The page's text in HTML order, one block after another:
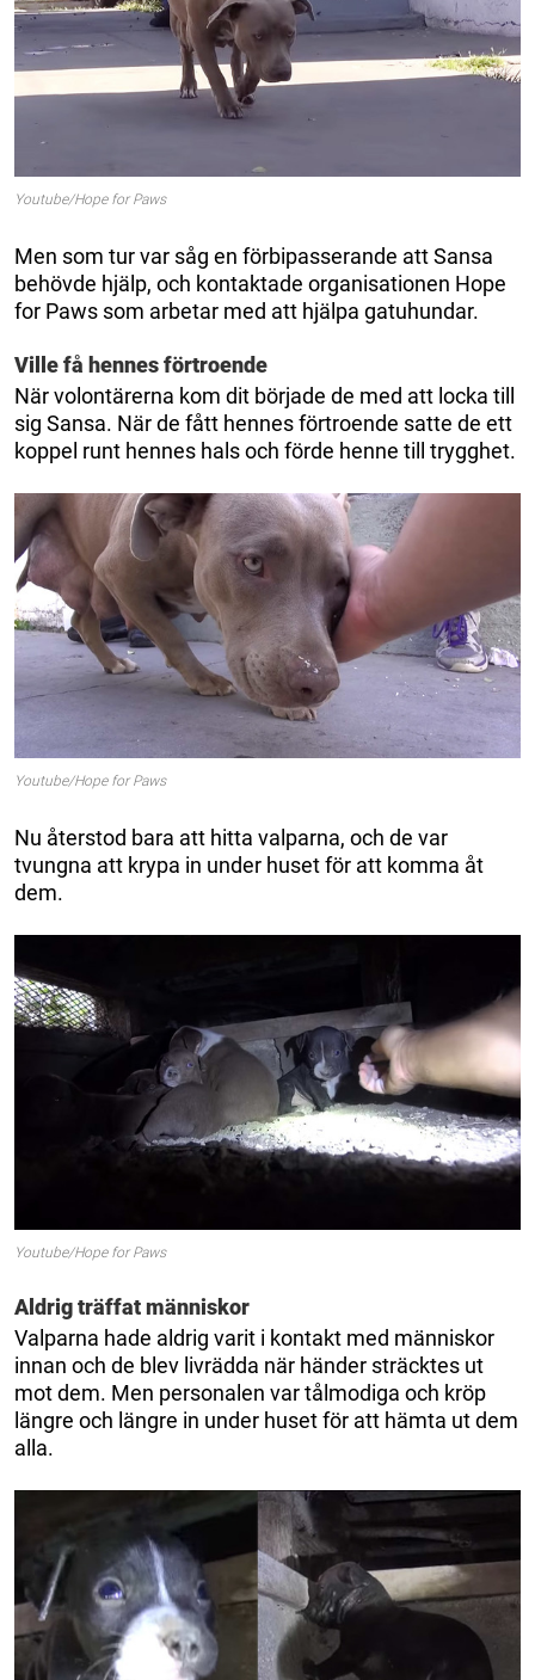
Youtube/Hope for Paws
Men som tur var såg en förbipasserande att Sansa
behövde hjälp, och kontaktade organisationen Hope
for Paws som arbetar med att hjälpa gatuhundar.
Ville få hennes förtroende
När volontärerna kom dit började de med att locka till
sig Sansa. När de fått hennes förtroende satte de ett
koppel runt hennes hals och förde henne till trygghet.
Youtube/Hope for Paws
Nu återstod bara att hitta valparna, och de var
tvungna att krypa in under huset för att komma åt
dem.
Youtube/Hope for Paws
Aldrig träffat människor
Valparna hade aldrig varit i kontakt med människor
innan och de blev livrädda när händer sträcktes ut
mot dem. Men personalen var tålmodiga och kröp
längre och längre in under huset för att hämta ut dem
alla.